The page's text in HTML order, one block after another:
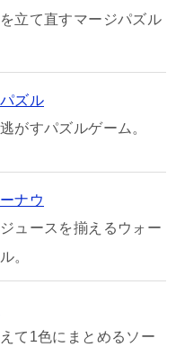
立て直すマージパズル
ズル
がすパズルゲーム。
ナウ
ュースを揃えるウォー
。
て1色にまとめるソー